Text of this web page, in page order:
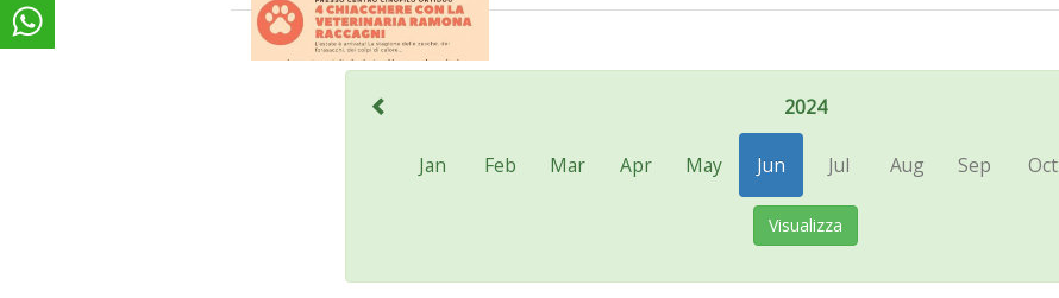
2024
Jan Feb Mar Apr May Jun Jul Aug Sep Oct
Visualizza